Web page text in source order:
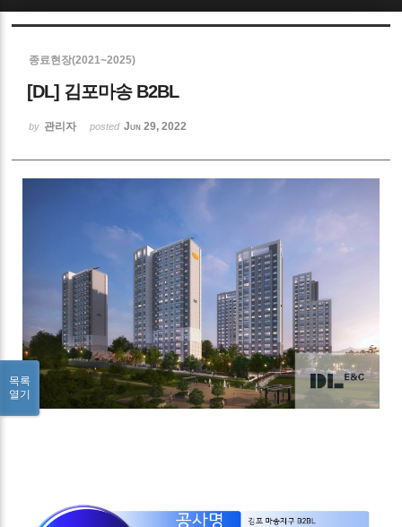
종료현장(2021~2025)
[DL] 김포마송 B2BL
by 관리자 posted Jun 29, 2022
목록
열기
Sketchbook5, 스케치북5
Sketchbook5, 스케치북5